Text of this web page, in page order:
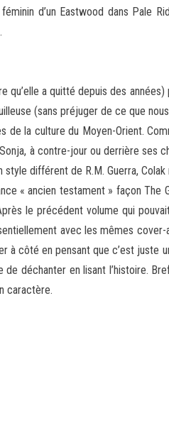
d’un Eastwood dans Pale
a quitté depuis des années)
(sans préjuger de ce que
de la culture du Moyen-Orient.
à contre-jour ou derrière ses
différent de R.M. Guerra,
« ancien testament » façon The
le précédent volume qui
avec les mêmes cover-
côté en pensant que c’est juste
déchanter en lisant l’histoire.
caractère.